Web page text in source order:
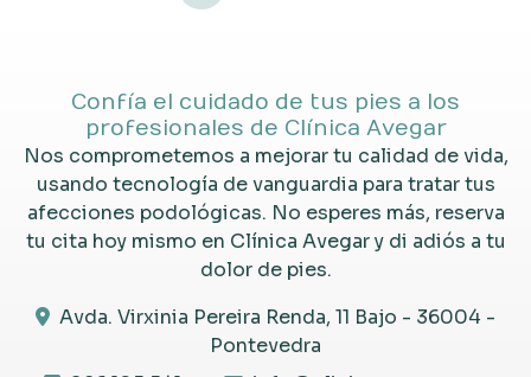
Confía el cuidado de tus pies a los
profesionales de Clínica Avegar
Nos comprometemos a mejorar tu calidad de vida,
usando tecnología de vanguardia para tratar tus
afecciones podológicas. No esperes más, reserva
tu cita hoy mismo en Clínica Avegar y di adiós a tu
dolor de pies.
Avda. Virxinia Pereira Renda, 11 Bajo - 36004 -
Pontevedra